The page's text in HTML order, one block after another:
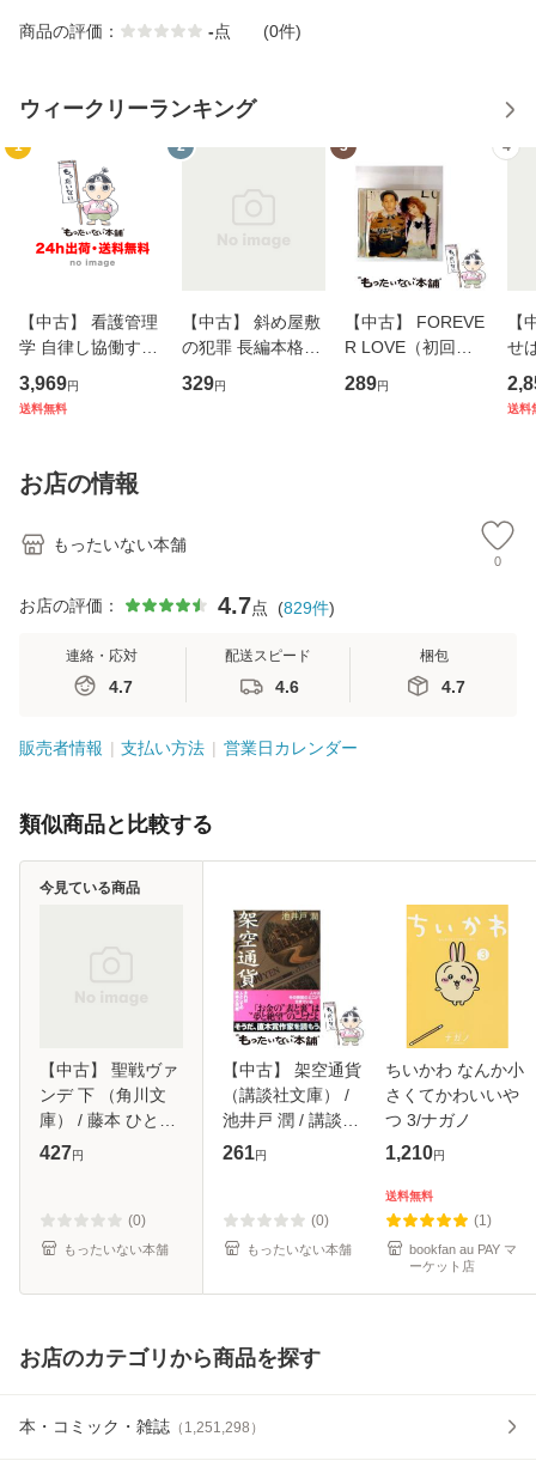
商品の評価： -点 (0件)
ウィークリーランキング
1
【中古】 看護管理
学 自律し協働する
専門職の看護マネ
ジメントスキル 改
恵 藤本幸三 / 南江
堂 [単行
3,969円
送料無料
2
【中古】 斜め屋敷
の犯罪 長編本格推
理小説 (光文社文
庫) / 島田荘司 / 光
329円
3
【中古】 FOREVE
R LOVE（初回生
産限定盤） / 清水
翔太×加藤ミリヤ /
289円
4
【
せ
タ
送料
お店の情報
もったいない本舗
0
お店の評価： 4.7点 (829件)
連絡・応対
4.7
配送スピード
4.6
梱包
4.7
販売者情報 支払い方法 営業日カレンダー
類似商品と比較する
【中古】 聖戦ヴァ
ンデ 下 （角川文
庫） / 藤本 ひとみ
/ 角川書店 [文庫]
427円
(0)
もったいない本舗
今見ている商品
【中古】 架空通貨
（講談社文庫） /
池井戸 潤 / 講談社
[文庫]【メール便送
261円
(0)
もったいない本舗
ちいかわ なんか小
さくてかわいいや
つ 3/ナガノ
1,210円
送料無料
(1)
bookfan au PAY マ
ーケット店
お店のカテゴリから商品を探す
本・コミック・雑誌 （ 1,251,298 ）